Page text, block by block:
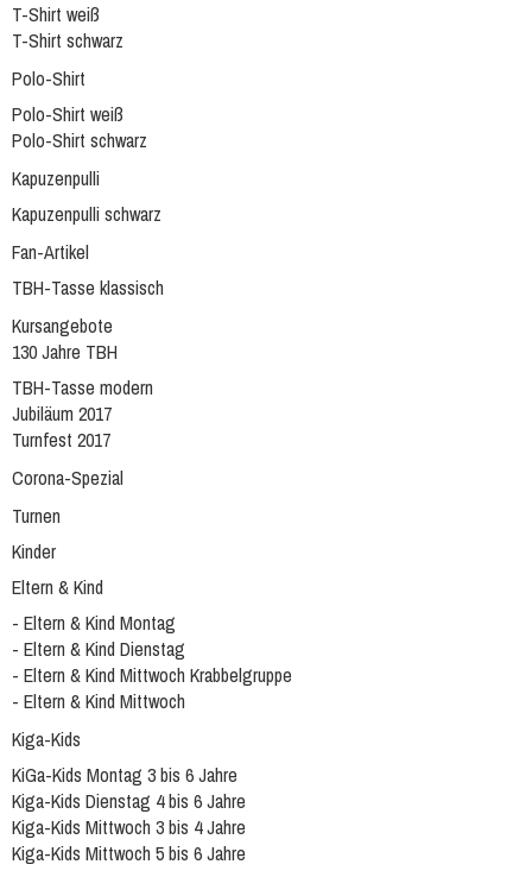
T-Shirt weiß
T-Shirt schwarz
Polo-Shirt
Polo-Shirt weiß
Polo-Shirt schwarz
Kapuzenpulli
Kapuzenpulli schwarz
Fan-Artikel
TBH-Tasse klassisch
Kursangebote
130 Jahre TBH
TBH-Tasse modern
Jubiläum 2017
Turnfest 2017
Corona-Spezial
Turnen
Kinder
Eltern & Kind
- Eltern & Kind Montag
- Eltern & Kind Dienstag
- Eltern & Kind Mittwoch Krabbelgruppe
- Eltern & Kind Mittwoch
Kiga-Kids
KiGa-Kids Montag 3 bis 6 Jahre
Kiga-Kids Dienstag 4 bis 6 Jahre
Kiga-Kids Mittwoch 3 bis 4 Jahre
Kiga-Kids Mittwoch 5 bis 6 Jahre